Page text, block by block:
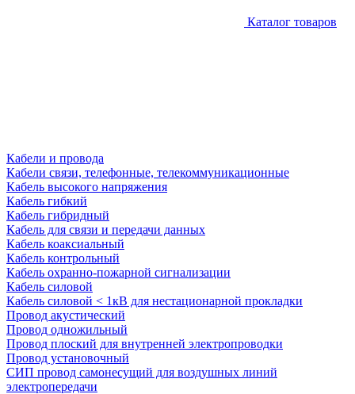
Каталог товаров
Кабели и провода
Кабели связи, телефонные, телекоммуникационные
Кабель высокого напряжения
Кабель гибкий
Кабель гибридный
Кабель для связи и передачи данных
Кабель коаксиальный
Кабель контрольный
Кабель охранно-пожарной сигнализации
Кабель силовой
Кабель силовой < 1кВ для нестационарной прокладки
Провод акустический
Провод одножильный
Провод плоский для внутренней электропроводки
Провод установочный
СИП провод самонесущий для воздушных линий
электропередачи